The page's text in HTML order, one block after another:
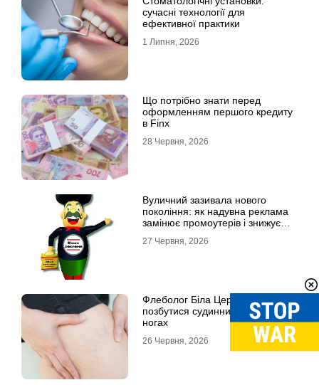
сучасні технології для
ефективної практики
1 Липня, 2026
Що потрібно знати перед
оформленням першого кредиту
в Finx
28 Червня, 2026
Вуличний зазивала нового
покоління: як надувна реклама
замінює промоутерів і знижує
27 Червня, 2026
Флеболог Біла Церква: як
позбутися судинних зірочок на
ногах
26 Червня, 2026